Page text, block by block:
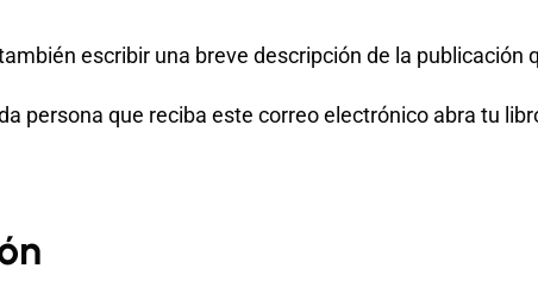
escribir una breve descripción de la publicación
persona que reciba este correo electrónico abra tu